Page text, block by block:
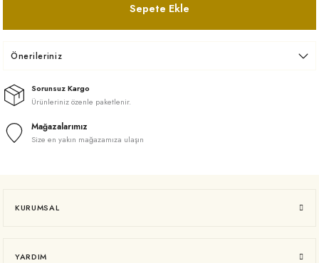
Sepete Ekle
Önerileriniz
Sorunsuz Kargo
Ürünleriniz özenle paketlenir.
Mağazalarımız
Size en yakın mağazamıza ulaşın
KURUMSAL
YARDIM